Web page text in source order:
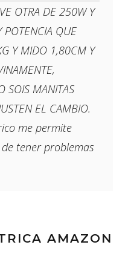
OTRA DE 250W Y
POTENCIA QUE
Y MIDO 1,80CM Y
SOIS MANITAS
EL CAMBIO.
me permite
tener problemas
AMAZON